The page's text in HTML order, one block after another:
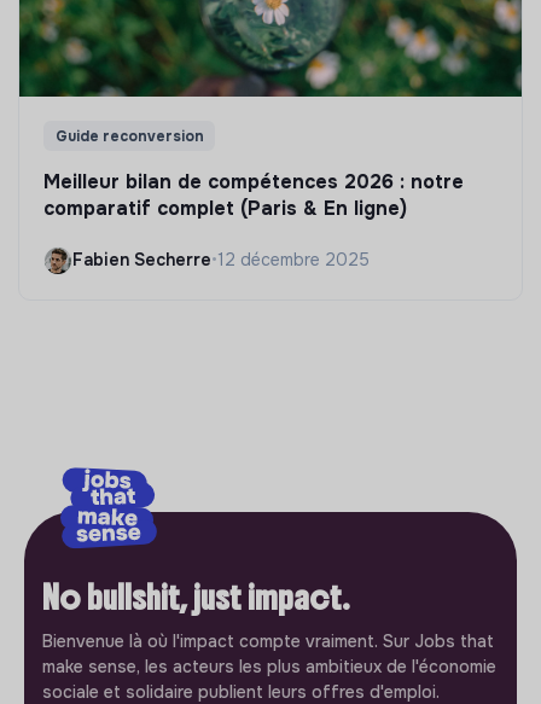
Guide reconversion
Meilleur bilan de compétences 2026 : notre
comparatif complet (Paris & En ligne)
Fabien Secherre•12 décembre 2025
No bullshit, just impact.
Bienvenue là où l'impact compte vraiment. Sur Jobs that
make sense, les acteurs les plus ambitieux de l'économie
sociale et solidaire publient leurs offres d'emploi.